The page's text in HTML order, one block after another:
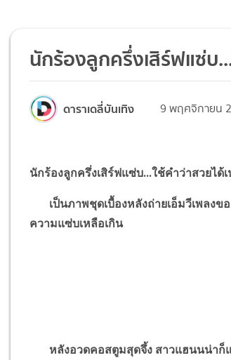
นักร้องลูกครึ่งเสิร์ฟแซ่บ
ดาราเดลี่บันเทิง 9 พฤศจิกายน
นักร้องลูกครึ่งเสิร์ฟแซ่บ...ใช้คำว่าสวยได้
เป็นภาพชุดเบื้องหลังถ่ายเอ็มวีเพลงข
ความแซ่บเหลือเกิน
หลังอวดคอสตูมสุดจึ้ง สาวแฮนนน่าก็แ